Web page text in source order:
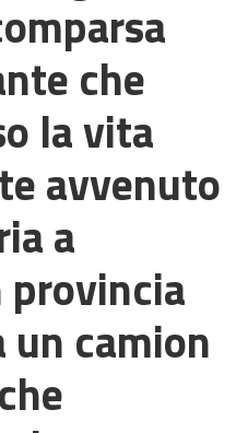
che
la vita
avvenuto
a
provincia
un camion